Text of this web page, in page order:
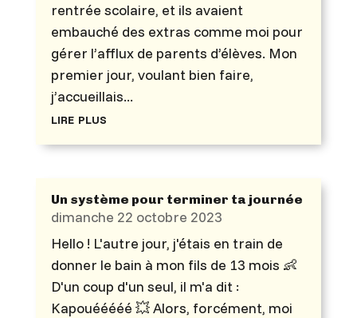
rentrée scolaire, et ils avaient
embauché des extras comme moi pour
gérer l’afflux de parents d’élèves. Mon
premier jour, voulant bien faire,
j’accueillais...
lire plus
Un système pour terminer ta journée
dimanche 22 octobre 2023
Hello ! L'autre jour, j'étais en train de
donner le bain à mon fils de 13 mois 👶
D'un coup d'un seul, il m'a dit :
Kapouééééé 💥 Alors, forcément, moi